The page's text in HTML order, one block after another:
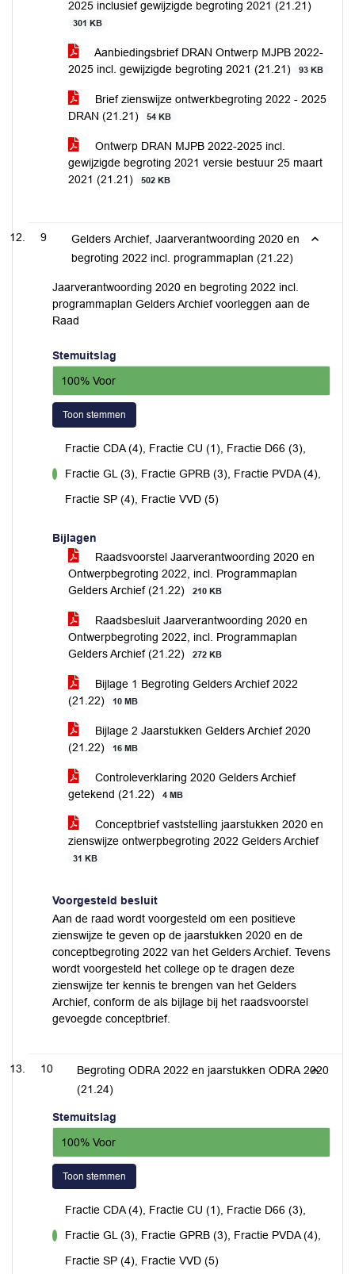
2025 inclusief gewijzigde begroting 2021 (21.21)
301 KB
Aanbiedingsbrief DRAN Ontwerp MJPB 2022-
2025 incl. gewijzigde begroting 2021 (21.21)
93 KB
Brief zienswijze ontwerkbegroting 2022 - 2025
DRAN (21.21)
54 KB
Ontwerp DRAN MJPB 2022-2025 incl.
gewijzigde begroting 2021 versie bestuur 25 maart
2021 (21.21)
502 KB
9
Gelders Archief, Jaarverantwoording 2020 en
begroting 2022 incl. programmaplan (21.22)
Jaarverantwoording 2020 en begroting 2022 incl.
programmaplan Gelders Archief voorleggen aan de
Raad
Stemuitslag
100% Voor
Toon stemmen
Fractie CDA (4), Fractie CU (1), Fractie D66 (3),
Fractie GL (3), Fractie GPRB (3), Fractie PVDA (4),
Fractie SP (4), Fractie VVD (5)
Bijlagen
Raadsvoorstel Jaarverantwoording 2020 en
Ontwerpbegroting 2022, incl. Programmaplan
Gelders Archief (21.22)
210 KB
Raadsbesluit Jaarverantwoording 2020 en
Ontwerpbegroting 2022, incl. Programmaplan
Gelders Archief (21.22)
272 KB
Bijlage 1 Begroting Gelders Archief 2022
(21.22)
10 MB
Bijlage 2 Jaarstukken Gelders Archief 2020
(21.22)
16 MB
Controleverklaring 2020 Gelders Archief
getekend (21.22)
4 MB
Conceptbrief vaststelling jaarstukken 2020 en
zienswijze ontwerpbegroting 2022 Gelders Archief
31 KB
Voorgesteld besluit
Aan de raad wordt voorgesteld om een positieve
zienswijze te geven op de jaarstukken 2020 en de
conceptbegroting 2022 van het Gelders Archief. Tevens
wordt voorgesteld het college op te dragen deze
zienswijze ter kennis te brengen van het Gelders
Archief, conform de als bijlage bij het raadsvoorstel
gevoegde conceptbrief.
10
Begroting ODRA 2022 en jaarstukken ODRA 2020
(21.24)
Stemuitslag
100% Voor
Toon stemmen
Fractie CDA (4), Fractie CU (1), Fractie D66 (3),
Fractie GL (3), Fractie GPRB (3), Fractie PVDA (4),
Fractie SP (4), Fractie VVD (5)